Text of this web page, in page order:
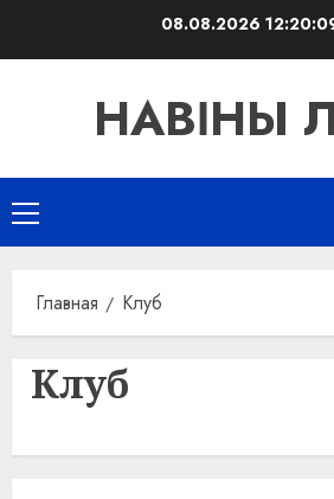
08.08.2026
НАВІНЫ
Основное
меню
Главная Клуб
Клуб